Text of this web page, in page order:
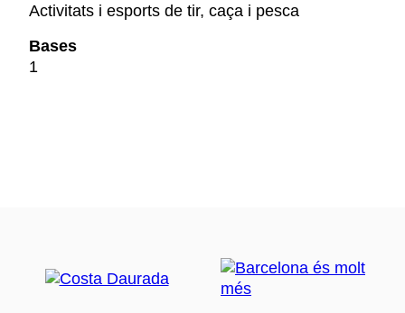
Activitats i esports de tir, caça i pesca
Bases
1